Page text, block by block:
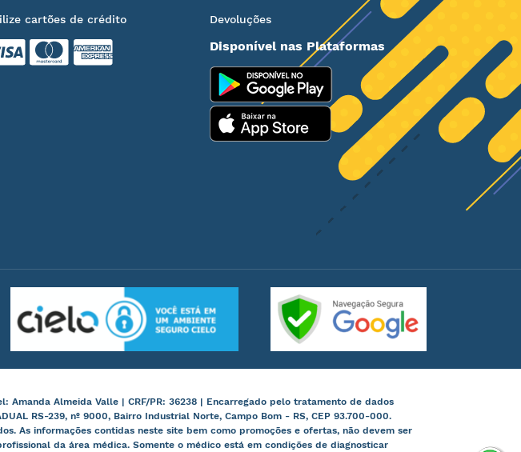
cartões de crédito Devoluções
Disponível nas Plataformas
Amanda Almeida Valle | CRF/PR: 36238 | Encarregado pelo tratamento de dados
RS-239, nº 9000, Bairro Industrial Norte, Campo Bom - RS, CEP 93.700-000.
As informações contidas neste site bem como promoções e ofertas, não devem ser
da área médica. Somente o médico está em condições de diagnosticar